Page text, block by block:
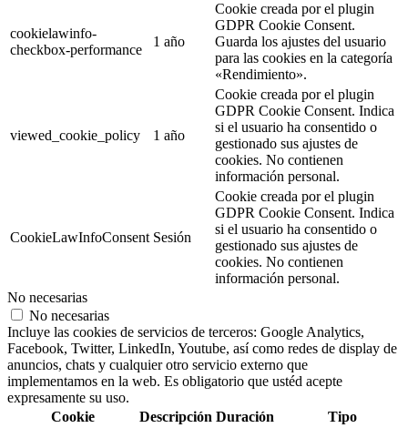
cookielawinfo-
checkbox-performance
1 año
Cookie creada por el plugin
GDPR Cookie Consent.
Guarda los ajustes del usuario
para las cookies en la categoría
«Rendimiento».
viewed_cookie_policy 1 año
Cookie creada por el plugin
GDPR Cookie Consent. Indica
si el usuario ha consentido o
gestionado sus ajustes de
cookies. No contienen
información personal.
CookieLawInfoConsent Sesión
Cookie creada por el plugin
GDPR Cookie Consent. Indica
si el usuario ha consentido o
gestionado sus ajustes de
cookies. No contienen
información personal.
No necesarias
No necesarias
Incluye las cookies de servicios de terceros: Google Analytics,
Facebook, Twitter, LinkedIn, Youtube, así como redes de display de
anuncios, chats y cualquier otro servicio externo que
implementamos en la web. Es obligatorio que ustéd acepte
expresamente su uso.
Cookie
Descripción Duración Tipo